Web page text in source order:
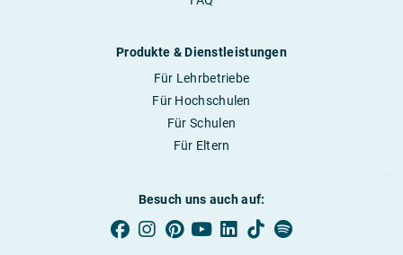
Produkte & Dienstleistungen
Für Lehrbetriebe
Für Hochschulen
Für Schulen
Für Eltern
Besuch uns auch auf: